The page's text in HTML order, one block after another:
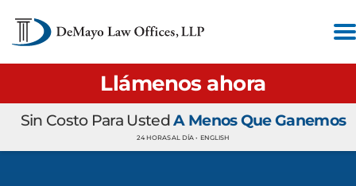
Llámenos ahora
Sin Costo Para UstedA Menos Que Ganemos
24 HORAS AL DÍA • ENGLISH